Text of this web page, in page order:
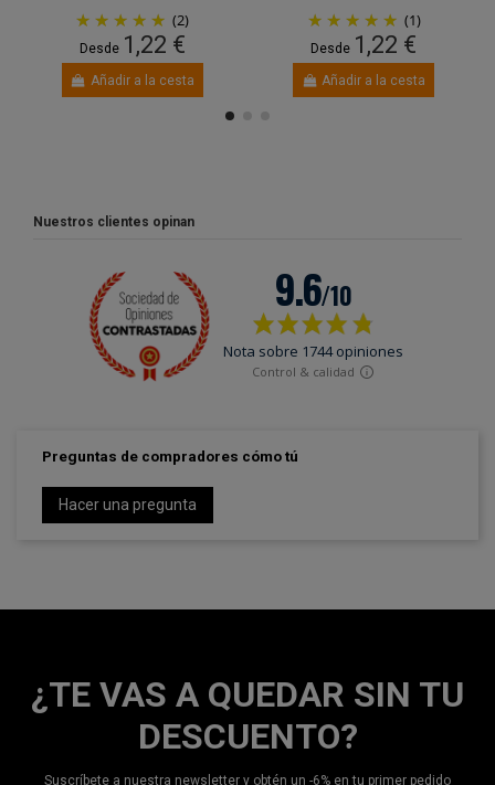
(2)
Desde 1,22 €
Añadir a la cesta
(1)
Desde 1,22 €
Añadir a la cesta
Nuestros clientes opinan
Preguntas de compradores cómo tú
Hacer una pregunta
¿TE VAS A QUEDAR SIN TU
DESCUENTO?
Suscríbete a nuestra newsletter y obtén un -6% en tu primer pedido